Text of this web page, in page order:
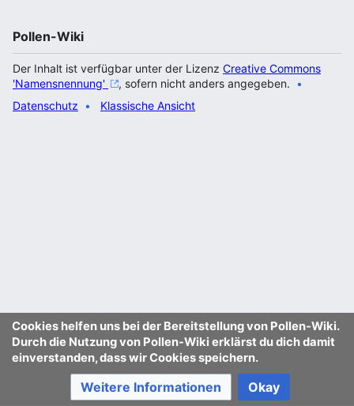
Cookies helfen uns bei der Bereitstellung von Pollen-Wiki.
Durch die Nutzung von Pollen-Wiki erklärst du dich damit
einverstanden, dass wir Cookies speichern.
Weitere Informationen Okay
Pollen-Wiki
Der Inhalt ist verfügbar unter der Lizenz Creative Commons
'Namensnennung'
, sofern nicht anders angegeben.
Datenschutz
Klassische Ansicht